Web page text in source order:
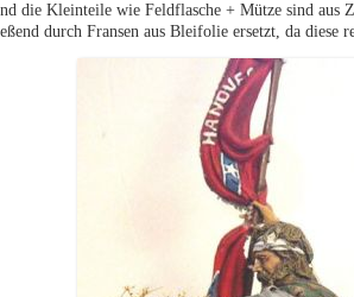
die Kleinteile wie Feldflasche + Mütze sind aus
durch Fransen aus Bleifolie ersetzt, da diese